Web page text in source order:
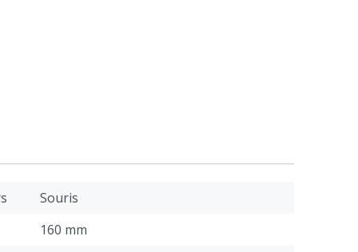
Souris
160 mm